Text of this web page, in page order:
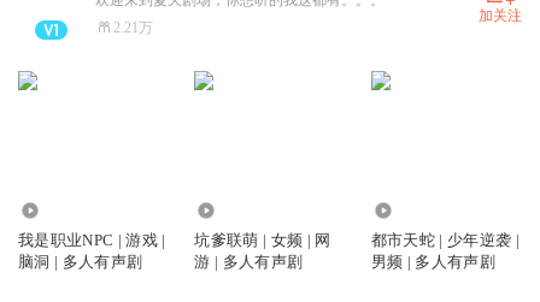
2.21万
加关注
我是职业NPC | 游戏 |
脑洞 | 多人有声剧
坑爹联萌 | 女频 | 网
游 | 多人有声剧
都市天蛇 | 少年逆袭 |
男频 | 多人有声剧